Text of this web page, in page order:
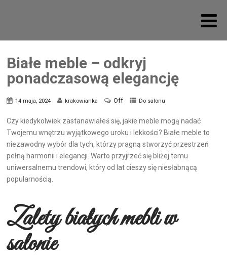
Białe meble – odkryj
ponadczasową elegancję
14 maja, 2024 krakowianka Off Do salonu
Czy kiedykolwiek zastanawiałeś się, jakie meble mogą nadać
Twojemu wnętrzu wyjątkowego uroku i lekkości? Białe meble to
niezawodny wybór dla tych, którzy pragną stworzyć przestrzeń
pełną harmonii i elegancji. Warto przyjrzeć się bliżej temu
uniwersalnemu trendowi, który od lat cieszy się niesłabnącą
popularnością.
Zalety białych mebli w
salonie